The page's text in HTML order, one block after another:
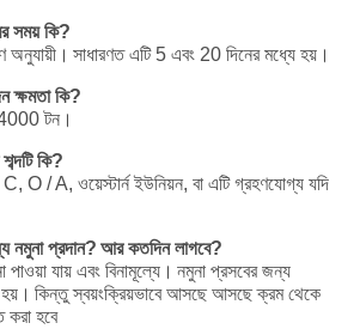
সময় কি?
অনুযায়ী। সাধারণত এটি 5 এবং 20 দিনের মধ্যে হয়।
ক্ষমতা কি?
4000 টন।
কি?
/ A, ওয়েস্টার্ন ইউনিয়ন, বা এটি গ্রহণযোগ্য যদি
নমুনা প্রদান? আর কতদিন লাগবে?
যায় এবং বিনামূল্যে। নমুনা প্রসবের জন্য
হয়। কিন্তু স্বয়ংক্রিয়ভাবে আসছে আসছে ক্রম থেকে
হবে